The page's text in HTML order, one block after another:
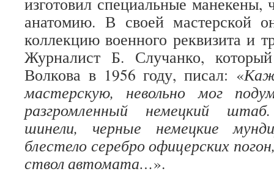
анатомию. В своей мастерской
коллекцию военного реквизита и
Журналист Б. Случанко,
Волкова в 1956 году, писал: «
мастерскую, невольно мог
разгромленный немецкий
шинели, черные немецкие
блестело серебро офицерских
ствол автомата…».